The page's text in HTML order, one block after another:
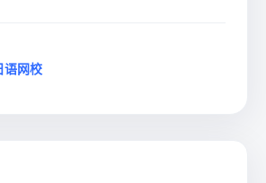
语网校